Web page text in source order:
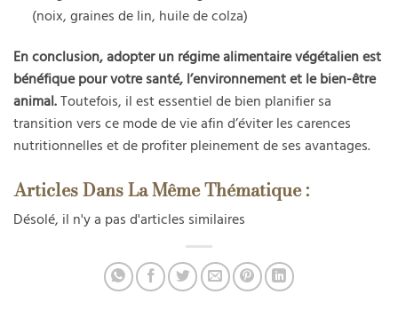
(noix, graines de lin, huile de colza)
En conclusion, adopter un régime alimentaire végétalien est
bénéfique pour votre santé, l’environnement et le bien-être
animal.Toutefois, il est essentiel de bien planifier sa
transition vers ce mode de vie afin d’éviter les carences
nutritionnelles et de profiter pleinement de ses avantages.
Articles Dans La Même Thématique :
Désolé, il n'y a pas d'articles similaires